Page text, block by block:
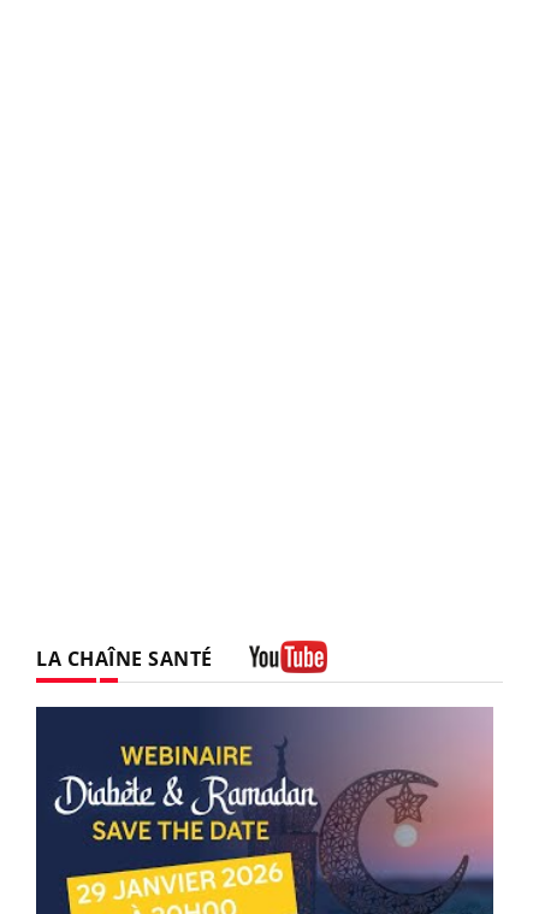
LA CHAÎNE SANTÉ